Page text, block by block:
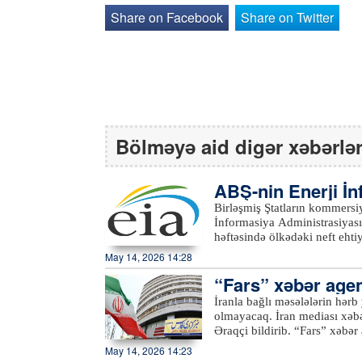
Share on Facebook Share on Twitter
Bölməyə aid digər xəbərlər
ABŞ-nin Enerji
tı əsasında…
Birləşmiş Ştatların kommersiya xam neft
İnformasiya Administrasiyasının (EIA)
həftəsində ölkədəki neft
Birləşmiş Ştatların
milyon 600 min barel
isə hesabat həftəsində 4
edib.xeber100.com
May 14, 2026 14:28
“Fars” xəbər
olmayacaq
İranla bağlı məsələlərin
olmayacaq. İran mediası xəbər verir ki, bu barədə cümə axşamı xarici işlər naziri Abbas
Əraqçi bildirib. “Fars” xəbər agentliyinin məlumatına görə, Hindistanda keçirilən “BRICS
May 14, 2026 14:23